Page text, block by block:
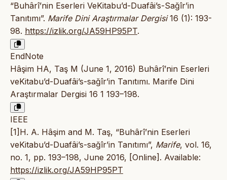
“Buhârî’nin Eserleri VeKitabu’d-Duafâi’s-Sağîr’in
Tanıtımı”. Marife Dini Araştırmalar Dergisi16 (1): 193-
98. https://izlik.org/JA59HP95PT.
EndNote
Hâşim HA, Taş M (June 1, 2016) Buhârî’nin Eserleri
veKitabu’d-Duafâi’s-sağîr’in Tanıtımı. Marife Dini
Araştırmalar Dergisi 16 1 193–198.
IEEE
[1]H. A. Hâşim and M. Taş, “Buhârî’nin Eserleri
veKitabu’d-Duafâi’s-sağîr’in Tanıtımı”, Marife, vol. 16,
no. 1, pp. 193–198, June 2016, [Online]. Available:
https://izlik.org/JA59HP95PT